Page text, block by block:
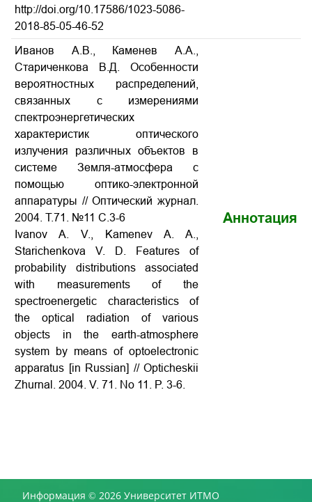
http://doi.org/10.17586/1023-5086-
2018-85-05-46-52
Иванов А.В., Каменев А.А.,
Стариченкова В.Д. Особенности
вероятностных распределений,
связанных с измерениями
спектроэнергетических
характеристик оптического
излучения различных объектов в
системе Земля-атмосфера с
помощью оптико-электронной
аппаратуры // Оптический журнал.
2004. Т.71. №11 С.3-6
Ivanov A. V., Kamenev A. A.,
Starichenkova V. D. Features of
probability distributions associated
with measurements of the
spectroenergetic characteristics of
the optical radiation of various
objects in the earth-atmosphere
system by means of optoelectronic
apparatus [in Russian] // Opticheskii
Zhurnal. 2004. V. 71. No 11. P. 3-6.
Аннотация
Информация © 2026 Университет ИТМО